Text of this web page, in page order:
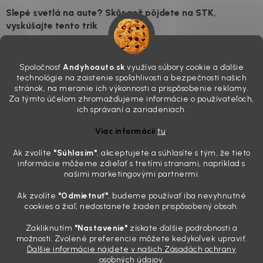
Spoločnosť Andyhoauto.sk využíva súbory cookie a ďalšie
technológie na zaistenie spoľahlivosti a bezpečnosti našich
stránok, na meranie ich výkonnosti a prispôsobenie reklamy.
Za týmto účelom zhromažďujeme informácie o používateľoch,
ich správaní a zariadeniach.
Viac informáciítu.
Ak zvolíte "Súhlasím", akceptujete a súhlasíte s tým, že tieto
informácie môžeme zdieľať s tretími stranami, napríklad s
našimi marketingovými partnermi.
Ak zvolíte "Odmietnuť", budeme používať iba nevyhnutné
cookies a žiaľ, nedostanete žiaden prispôsobený obsah.
Zakliknutím "Nastavenie" získate ďalšie podrobnosti a
možnosti. Zvolené preferencie môžete kedykoľvek upraviť.
Ďalšie informácie nájdete v našich Zásadách ochrany
osobných údajov.
Slepé svetlá na aute? Skôr než pôjdete na STK,
vyskúšajte tento trik
skutočnosti je? Často za to môžu práve „slepé“ svetlomety. Ten
mliečny, drsný povrch nie je len estetická vada. Keď slnko a soľ urobia
svoje, plexisklo začne svetlo rozptyľovať namiesto to...
Zabudnite na handru. Ak chcete mať auto naozaj čisté,
Poznáte ten moment. Vonku svieti slnko, vy sedíte v čerstvo
„upratanom“ aute, no pri pohľade na palubnú dosku vás ide poraziť. V
mriežkach ventilácie, okolo tlačidiel a v švíkoch sedačiek na vás stále
drzo pozerá prach. Handra ani vysávač tam jednodu...
Detailing nemusí stáť výplatu: 5 kúskov autokozmetiky,
31.7.2026
Sobotné ráno, káva v ruke a pred vami zaprášená kapota. Pre